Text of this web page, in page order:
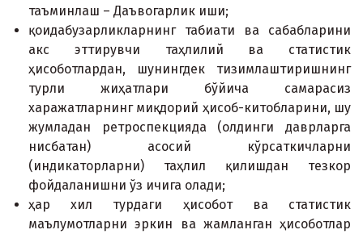
таъминлаш – Даъвогарлик иши;
қоидабузарликларнинг табиати ва сабабларини
акс эттирувчи таҳлилий ва статистик
ҳисоботлардан, шунингдек тизимлаштиришнинг
турли жиҳатлари бўйича самарасиз
xаражатларнинг миқдорий ҳисоб-китобларини, шу
жумладан ретроспекцияда (олдинги даврларга
нисбатан) асосий кўрсаткичларни
(индикаторларни) таҳлил қилишдан тезкор
фойдаланишни ўз ичига олади;
ҳар xил турдаги ҳисобот ва статистик
маълумотларни эркин ва жамланган ҳисоботлар